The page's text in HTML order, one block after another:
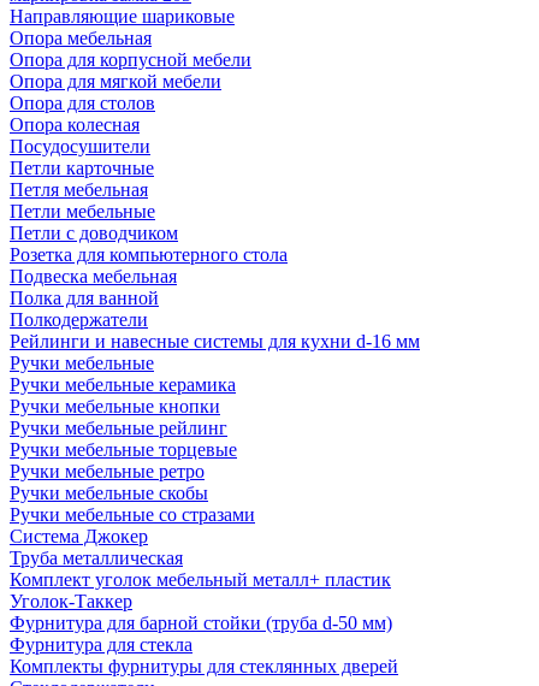
Направляющие шариковые
Опора мебельная
Опора для корпусной мебели
Опора для мягкой мебели
Опора для столов
Опора колесная
Посудосушители
Петли карточные
Петля мебельная
Петли мебельные
Петли с доводчиком
Розетка для компьютерного стола
Подвеска мебельная
Полка для ванной
Полкодержатели
Рейлинги и навесные системы для кухни d-16 мм
Ручки мебельные
Ручки мебельные керамика
Ручки мебельные кнопки
Ручки мебельные рейлинг
Ручки мебельные торцевые
Ручки мебельные ретро
Ручки мебельные скобы
Ручки мебельные со стразами
Система Джокер
Труба металлическая
Комплект уголок мебельный металл+ пластик
Уголок-Таккер
Фурнитура для барной стойки (труба d-50 мм)
Фурнитура для стекла
Комплекты фурнитуры для стеклянных дверей